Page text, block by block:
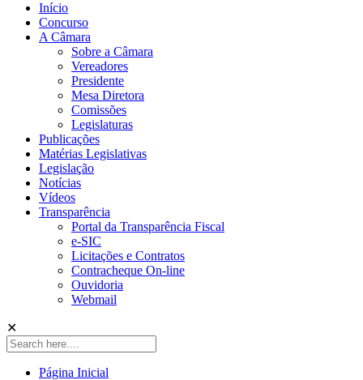
Início
Concurso
A Câmara
Sobre a Câmara
Vereadores
Presidente
Mesa Diretora
Comissões
Legislaturas
Publicações
Matérias Legislativas
Legislação
Notícias
Vídeos
Transparência
Portal da Transparência Fiscal
e-SIC
Licitações e Contratos
Contracheque On-line
Ouvidoria
Webmail
✕
Página Inicial